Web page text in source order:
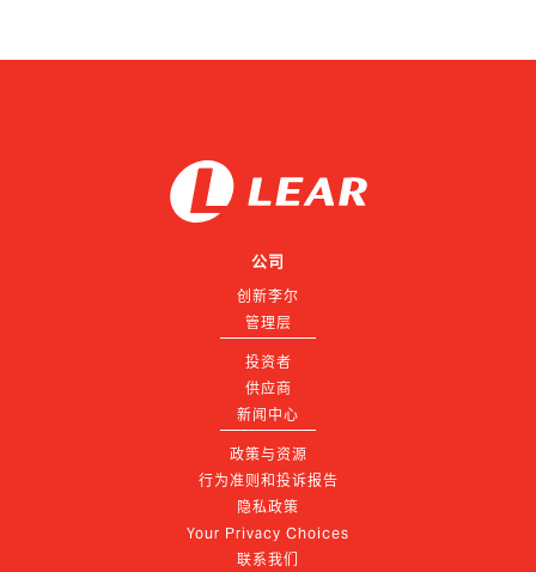
公司
创新李尔
管理层
投资者
供应商
新闻中心
政策与资源
行为准则和投诉报告
隐私政策
Your Privacy Choices
联系我们